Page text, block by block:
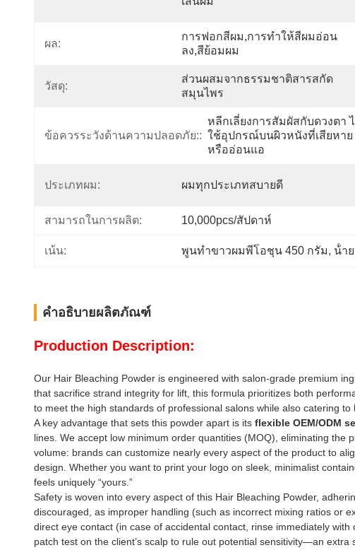
ผล:
การฟอกสีผม,การทำให้สีผมอ่อน
ลง,สีย้อมผม
วัสดุ:
ส่วนผสมจากธรรมชาติสารสกัด
สมุนไพร
ข้อควรระวังด้านความปลอดภัย::
หลีกเลี่ยงการสัมผัสกับดวงตา
ใช้อุปกรณ์บนผิวหนังที่เสียหาย
หรืออ่อนแอ
ประเภทผม: ผมทุกประเภทสบายดี
สามารถในการผลิต: 10,000pcs/สัปดาห์
เน้น: พูนทําขาวผมพีโอชุน 450 กรัม, น้ํา
คำอธิบายผลิตภัณฑ์
Production Description:
Our Hair Bleaching Powder is engineered with salon-grade premium
that sacrifice strand integrity for lift, this formula prioritizes both
to meet the high standards of professional salons while also catering
A key advantage that sets this powder apart is its flexible OEM/ODM
lines. We accept low minimum order quantities (MOQ), eliminating
volume: brands can customize nearly every aspect of the product to
design. Whether you want to print your logo on sleek, minimalist
feels uniquely “yours.”
Safety is woven into every aspect of this Hair Bleaching Powder,
discouraged, as improper handling (such as incorrect mixing ratios or
direct eye contact (in case of accidental contact, rinse immediately
patch test on the client’s scalp to rule out potential sensitivity—an